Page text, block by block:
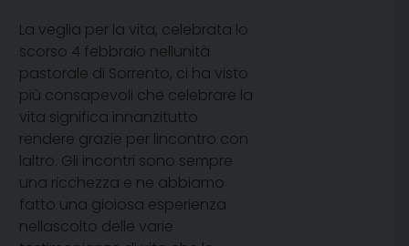
La veglia per la vita, celebrata lo
scorso 4 febbraio nellunità
pastorale di Sorrento, ci ha visto
più consapevoli che celebrare la
vita significa innanzitutto
rendere grazie per lincontro con
laltro. Gli incontri sono sempre
una ricchezza e ne abbiamo
fatto una gioiosa esperienza
nellascolto delle varie